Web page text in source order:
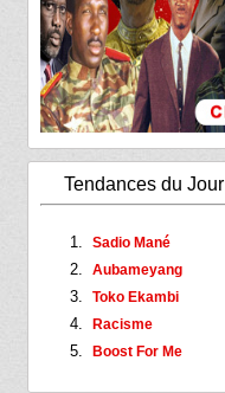
Tendances du Jour
Sadio Mané
Aubameyang
Toko Ekambi
Racisme
Boost For Me